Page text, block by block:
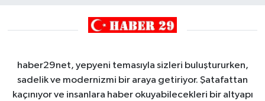
haber29net, yepyeni temasıyla sizleri buluştururken,
sadelik ve modernizmi bir araya getiriyor. Şatafattan
kaçınıyor ve insanlara haber okuyabilecekleri bir altyapı